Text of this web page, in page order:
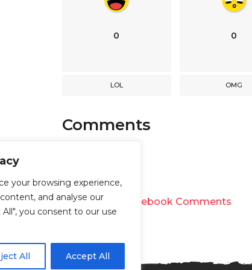
your browsing experience,
and analyse our
you consent to our use
All Accept All
0
LOL
0
OMG
Comments
Powered by Facebook Comments